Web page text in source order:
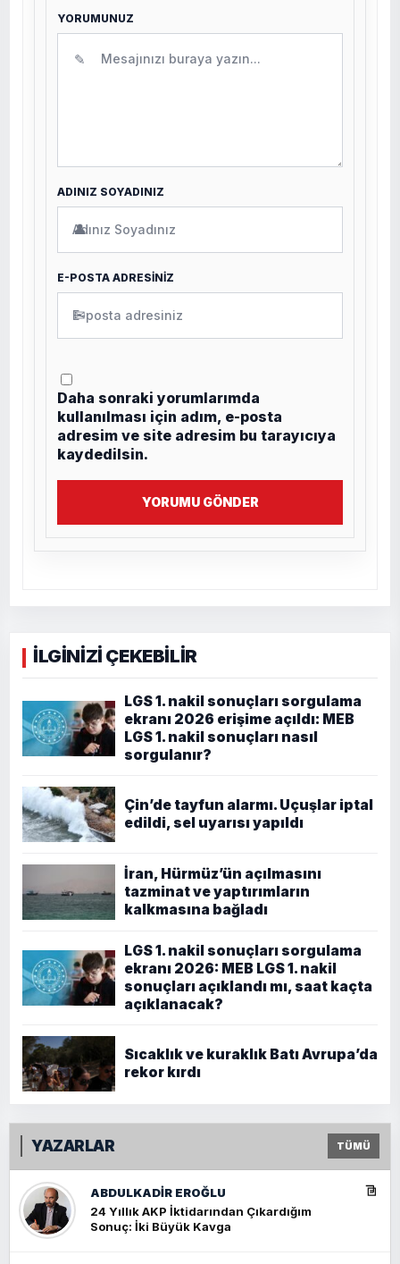
YORUMUNUZ
✎
ADINIZ SOYADINIZ
👤
E-POSTA ADRESİNİZ
✉
Daha sonraki yorumlarımda
kullanılması için adım, e-posta
adresim ve site adresim bu tarayıcıya
kaydedilsin.
YORUMU GÖNDER
İLGİNİZİ ÇEKEBİLİR
LGS 1. nakil sonuçları sorgulama
ekranı 2026 erişime açıldı: MEB
LGS 1. nakil sonuçları nasıl
sorgulanır?
Çin’de tayfun alarmı. Uçuşlar iptal
edildi, sel uyarısı yapıldı
İran, Hürmüz’ün açılmasını
tazminat ve yaptırımların
kalkmasına bağladı
LGS 1. nakil sonuçları sorgulama
ekranı 2026: MEB LGS 1. nakil
sonuçları açıklandı mı, saat kaçta
açıklanacak?
Sıcaklık ve kuraklık Batı Avrupa’da
rekor kırdı
YAZARLAR TÜMÜ
ABDULKADIR EROĞLU
24 Yıllık AKP İktidarından Çıkardığım
Sonuç: İki Büyük Kavga